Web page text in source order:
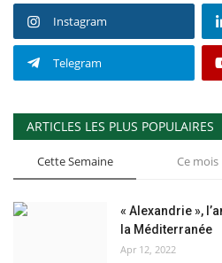
Instagram
Telegram
ARTICLES LES PLUS POPULAIRES
Cette Semaine Ce mois
« Alexandrie »,
la Méditerranée
Apr 12, 2022